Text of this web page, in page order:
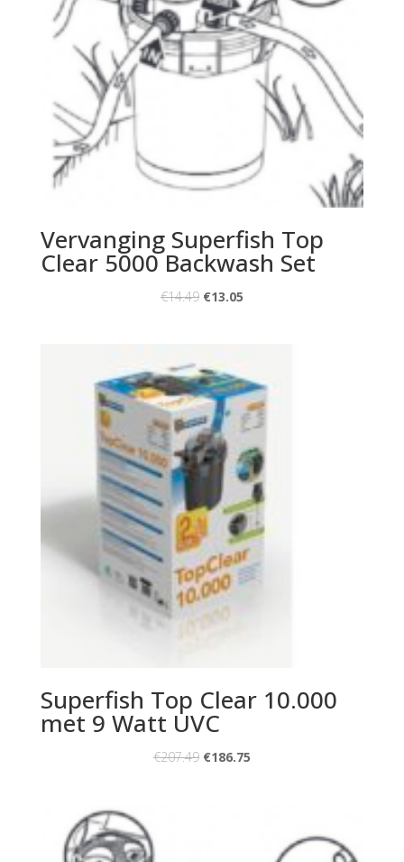
Vervanging Superfish Top
Clear 5000 Backwash Set
€14.49 €13.05
Superfish Top Clear 10.000
met 9 Watt UVC
€207.49 €186.75